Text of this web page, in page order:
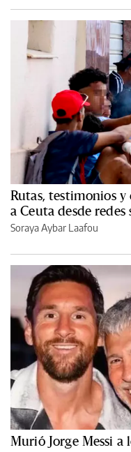
Rutas, testimonios y
a Ceuta desde redes
Soraya Aybar Laafou
Murió Jorge Messi a